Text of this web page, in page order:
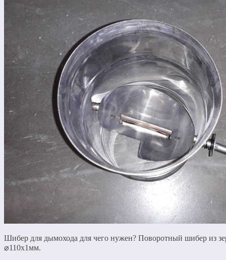
Шибер для дымохода для чего нужен? Поворотный шибер из
⌀110х1мм.